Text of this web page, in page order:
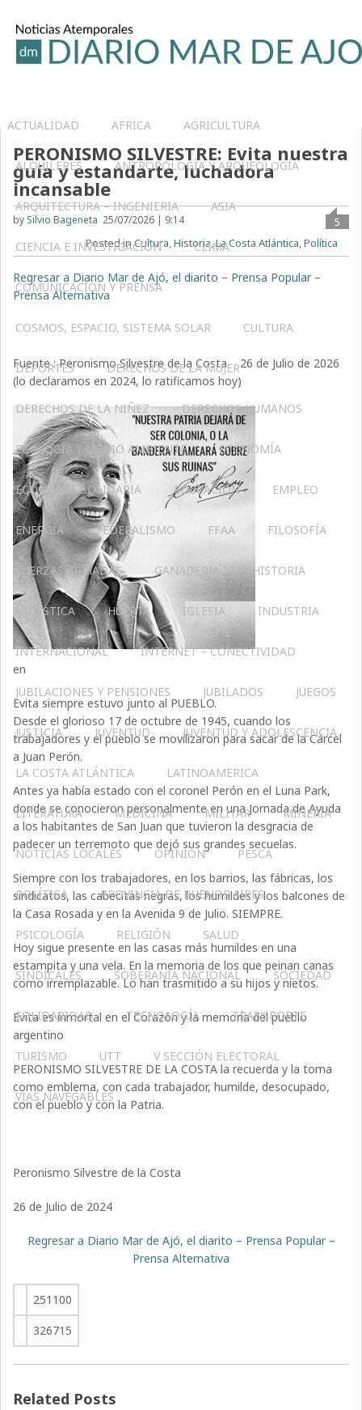
ACTUALIDAD AFRICA AGRICULTURA
ALQUILERES ANTROPOLOGÍA Y ARQUEOLOGÍA
ARQUITECTURA – INGENIERIA ASIA
CIENCIA E INVESTIGACIÓN CLIMA
COMUNICACIÓN Y PRENSA
COSMOS, ESPACIO, SISTEMA SOLAR CULTURA
DEPORTES DERECHOS DE LA MUJER
DERECHOS DE LA NIÑEZ DERECHOS HUMANOS
ECOLOGÍA Y MEDIO AMBIENTE ECONOMÍA
ECONOMÍA SOLIDARIA EDUCACIÓN EMPLEO
ENERGÍA FEDERALISMO FFAA FILOSOFÍA
FUERZAS ARMADAS GANADERIA HISTORIA
HOLÍSTICA HUERTA IGLESIA INDUSTRIA
INTERNACIONAL INTERNET – CONECTIVIDAD
JUBILACIONES Y PENSIONES JUBILADOS JUEGOS
JUSTICIA JUVENTUD JUVENTUD Y ADOLESCENCIA
LA COSTA ATLÁNTICA LATINOAMERICA
LITERATURA MEDICINA MILITAR MINERIA
NOTICIAS LOCALES OPINIÓN PESCA
POLÍTICA PROVINCIA DE BUENOS AIRES
PSICOLOGÍA RELIGIÓN SALUD
SINDICALES SOBERANÍA NACIONAL SOCIEDAD
SOLIDARIDAD TECNOLOGÍA TRANSPORTE
TURISMO UTT V SECCIÓN ELECTORAL
VÍAS NAVEGABLES
PERONISMO SILVESTRE: Evita nuestra
guía y estandarte, luchadora
incansable
by Silvio Bageneta 25/07/2026 | 9:14
5
Posted inCultura,Historia,La Costa Atlántica,Política
Regresar a Diario Mar de Ajó, el diarito – Prensa Popular –
Prensa Alternativa
Fuente : Peronismo Silvestre de la Costa 26 de Julio de 2026
(lo declaramos en 2024, lo ratificamos hoy)
en
Evita siempre estuvo junto al PUEBLO.
Desde el glorioso 17 de octubre de 1945, cuando los
trabajadores y el pueblo se movilizaron para sacar de la Cárcel
a Juan Perón.
Antes ya había estado con el coronel Perón en el Luna Park,
donde se conocieron personalmente en una Jornada de Ayuda
a los habitantes de San Juan que tuvieron la desgracia de
padecer un terremoto que dejó sus grandes secuelas.
Siempre con los trabajadores, en los barrios, las fábricas, los
sindicatos, las cabecitas negras, los humildes y los balcones de
la Casa Rosada y en la Avenida 9 de Julio. SIEMPRE.
Hoy sigue presente en las casas más humildes en una
estampita y una vela. En la memoria de los que peinan canas
como irremplazable. Lo han trasmitido a su hijos y nietos.
Evita es inmortal en el Corazón y la memoria del pueblo
argentino
PERONISMO SILVESTRE DE LA COSTA la recuerda y la toma
como emblema, con cada trabajador, humilde, desocupado,
con el pueblo y con la Patria.
Peronismo Silvestre de la Costa
26 de Julio de 2024
Regresar a Diario Mar de Ajó, el diarito – Prensa Popular –
Prensa Alternativa
251100
326715
Related Posts